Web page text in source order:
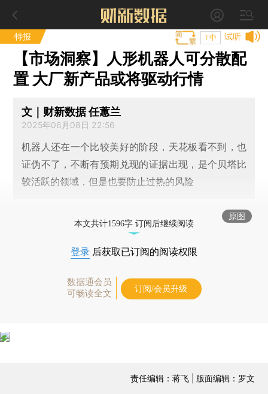
特报 试听
T中
【市场洞察】人形机器人可分散配
置 大厂新产品或将驱动行情
文｜财新数据 任蕙兰
2025年06月08日 22:56
机器人还在一个比较美好的阶段，天花板看不到，也
证伪不了，不断有预期兑现的证据出现，是个贝塔比
较活跃的领域，但是也要防止过热的风险
原图
本文共计1596字 订阅后继续阅读
登录 后获取已订阅的阅读权限
数据通会员
可畅读全文
订阅/会员升级
责任编辑：蒋飞 | 版面编辑：罗文